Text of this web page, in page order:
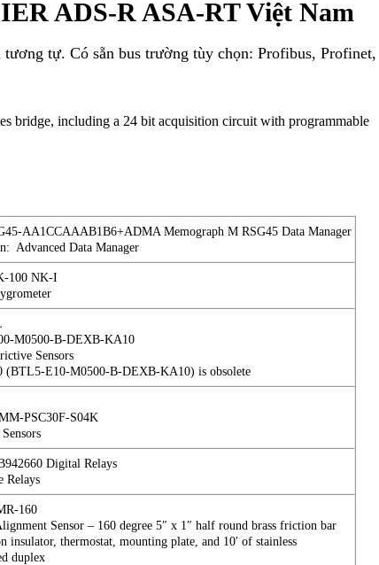
ADS-R ASA-RT Việt Nam
tự. Có sẵn bus trường tùy chọn: Profibus, Profinet,
bridge, including a 24 bit acquisition circuit with programmable
AA1CCAAAB1B6+ADMA Memograph M RSG45 Data Manager
Advanced Data Manager
100 NK-I
M0500-B-DEXB-KA10
Sensors
(BTL5-E10-M0500-B-DEXB-KA10) is obsolete
PSC30F-S04K
Digital Relays
Relays
160
Sensor – 160 degree 5″ x 1″ half round brass friction bar
insulator, thermostat, mounting plate, and 10′ of stainless
duplex